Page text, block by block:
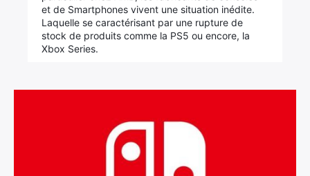
et de Smartphones vivent une situation inédite.
Laquelle se caractérisant par une rupture de
stock de produits comme la PS5 ou encore, la
Xbox Series.